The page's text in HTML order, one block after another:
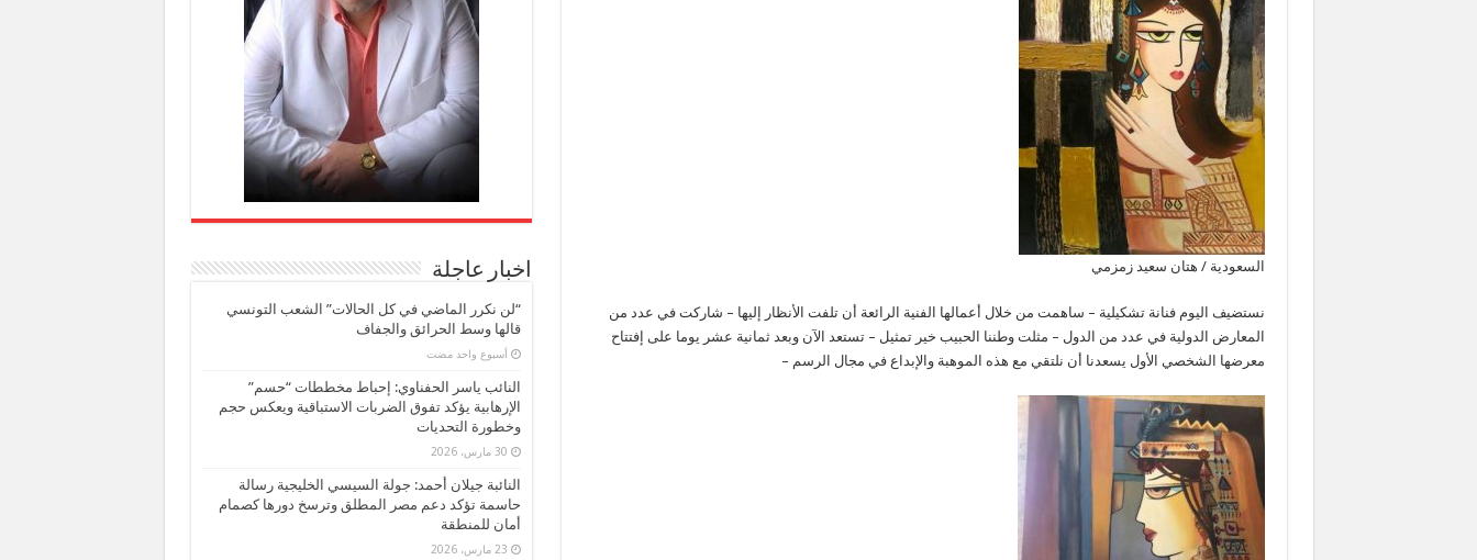
السعودية / هتان سعيد زمزمي
نستضيف اليوم فنانة تشكيلية – ساهمت من خلال أعمالها الفنية الرائعة أن تلفت الأنظار إليها – شاركت في عدد من
المعارض الدولية في عدد من الدول – مثلت وطننا الحبيب خير تمثيل – تستعد الآن وبعد ثمانية عشر يوما على إفتتاح
معرضها الشخصي الأول يسعدنا أن نلتقي مع هذه الموهبة والإبداع في مجال الرسم –
اخبار عاجلة
“لن نكرر الماضي في كل الحالات” الشعب التونسي
قالها وسط الحرائق والجفاف
‏أسبوع واحد مضت
النائب ياسر الحفناوي: إحباط مخططات “حسم”
الإرهابية يؤكد تفوق الضربات الاستباقية ويعكس حجم
وخطورة التحديات
30 مارس، 2026
النائبة جيلان أحمد: جولة السيسي الخليجية رسالة
حاسمة تؤكد دعم مصر المطلق وترسخ دورها كصمام
أمان للمنطقة
23 مارس، 2026